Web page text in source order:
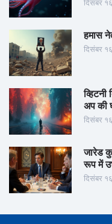
दिसंबर
हमास
दिसंबर
अप की
दिसंबर
जारेड
रूप में
दिसंबर